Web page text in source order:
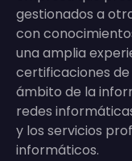
gestionados a
con
una amplia
certificaciones
ámbito de la
redes
y los servicios
informáticos.